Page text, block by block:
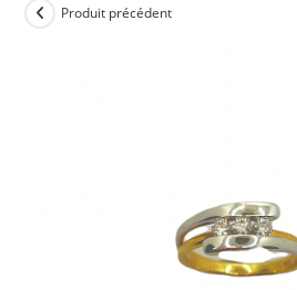
Produit précédent